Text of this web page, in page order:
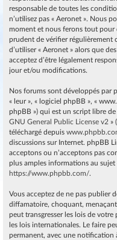
responsable de toutes les
n’utilisez pas « Aeronet ». Nous
moment et nous ferons tout pour
prudent de vérifier régulièrement
d’utiliser « Aeronet » alors que
acceptez d’être légalement
jour et/ou modifications.
Nos forums sont développés par
« leur », « logiciel phpBB », «
phpBB ») qui est un script libre
GNU General Public License v2 »
téléchargé depuis
discussions sur Internet. phpBB
acceptons ou n’acceptons pas
plus amples informations au
https://www.phpbb.com/.
Vous acceptez de ne pas publier
diffamatoire, choquant,
peut transgresser les lois de votre
les lois internationales. Le faire
permanent, avec une notification